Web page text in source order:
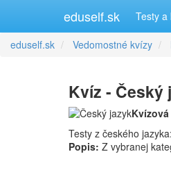
eduself.sk Testy a
eduself.sk Vedomostné kvízy
Kvíz - Český
Testy z českého
Popis: Z vybranej